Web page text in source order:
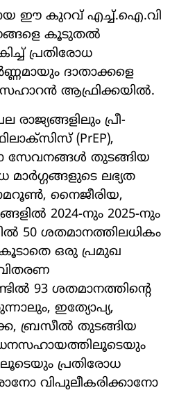
ഈ കുറവ് എച്ച്.ഐ.വി
കൂടുതൽ
പ്രതിരോധ
ദാതാക്കളെ
ആഫ്രിക്കയിൽ.
രാജ്യങ്ങളിലും പ്രീ-
(PrEP),
സേവനങ്ങൾ തുടങ്ങിയ
ലഭ്യത
നൈജീരിയ,
2024-നും 2025-നും
50 ശതമാനത്തിലധികം
കൂടാതെ ഒരു പ്രമുഖ
വിതരണ
93 ശതമാനത്തിന്റെ
ഇത്യോപ്യ,
ബ്രസീൽ തുടങ്ങിയ
ധനസഹായത്തിലൂടെയും
പ്രതിരോധ
വിപുലീകരിക്കാനോ